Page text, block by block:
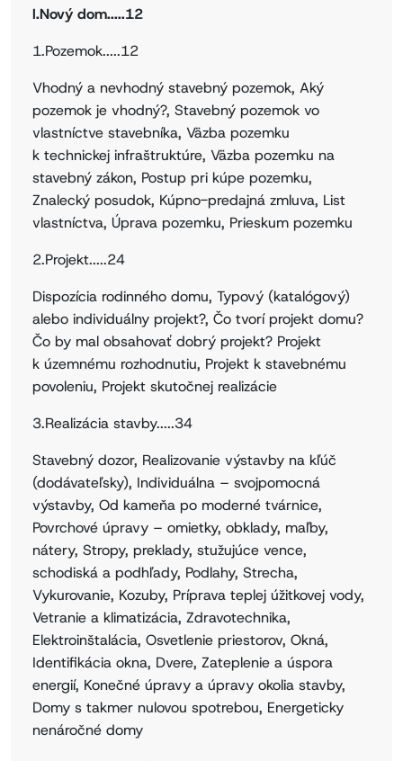
I.Nový dom.....12
1.Pozemok.....12
Vhodný a nevhodný stavebný pozemok, Aký
pozemok je vhodný?, Stavebný pozemok vo
vlastníctve stavebníka, Väzba pozemku
k technickej infraštruktúre, Väzba pozemku na
stavebný zákon, Postup pri kúpe pozemku,
Znalecký posudok, Kúpno-predajná zmluva, List
vlastníctva, Úprava pozemku, Prieskum pozemku
2.Projekt.....24
Dispozícia rodinného domu, Typový (katalógový)
alebo individuálny projekt?, Čo tvorí projekt domu?
Čo by mal obsahovať dobrý projekt? Projekt
k územnému rozhodnutiu, Projekt k stavebnému
povoleniu, Projekt skutočnej realizácie
3.Realizácia stavby.....34
Stavebný dozor, Realizovanie výstavby na kľúč
(dodávateľsky), Individuálna – svojpomocná
výstavby, Od kameňa po moderné tvárnice,
Povrchové úpravy – omietky, obklady, maľby,
nátery, Stropy, preklady, stužujúce vence,
schodiská a podhľady, Podlahy, Strecha,
Vykurovanie, Kozuby, Príprava teplej úžitkovej vody,
Vetranie a klimatizácia, Zdravotechnika,
Elektroinštalácia, Osvetlenie priestorov, Okná,
Identifikácia okna, Dvere, Zateplenie a úspora
energií, Konečné úpravy a úpravy okolia stavby,
Domy s takmer nulovou spotrebou, Energeticky
nenáročné domy